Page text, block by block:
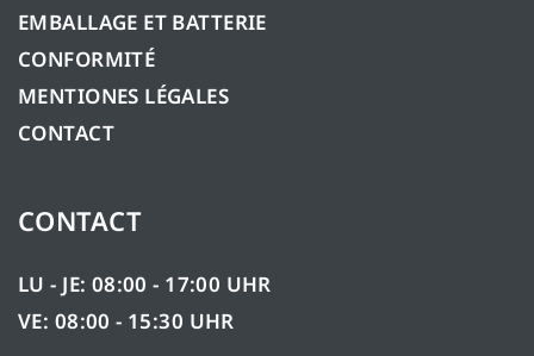
EMBALLAGE ET BATTERIE
CONFORMITÉ
MENTIONES LÉGALES
CONTACT
CONTACT
LU - JE: 08:00 - 17:00 UHR
VE: 08:00 - 15:30 UHR